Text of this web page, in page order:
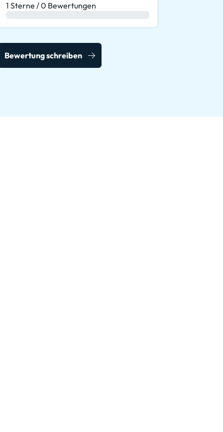
1 Sterne / 0 Bewertungen
Bewertung schreiben